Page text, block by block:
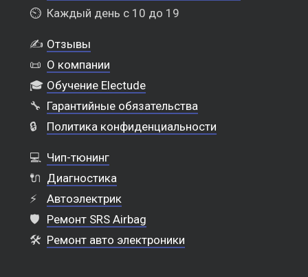
⏲️ Каждый день с 10 до 19
✍️ Отзывы
📜 О компании
🎓 Обучение Electude
🔧 Гарантийные обязательства
🔒
Политика конфиденциальности
💻 Чип-тюнинг
🔌 Диагностика
⚡
Автоэлектрик
🛡️ Ремонт SRS Airbag
🛠️ Ремонт авто электроники